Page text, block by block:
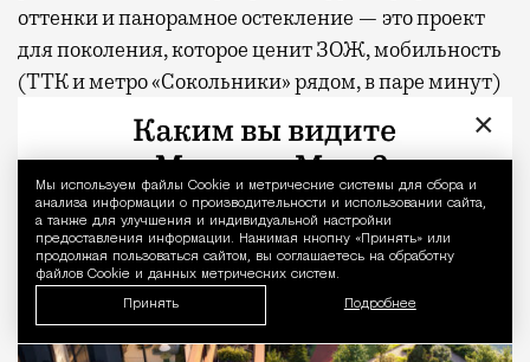
Уведомление
Мы используем файлы Сookie и метрические системы для сбора и
анализа информации о производительности и использовании сайта,
а также для улучшения и индивидуальной настройки
предоставления информации. Нажимая кнопку «Принять» или
продолжая пользоваться сайтом, вы соглашаетесь на обработку
файлов Cookie и данных метрических систем.
Принять Подробнее
оттенки и панорамное остекление — это проект
для поколения, которое ценит ЗОЖ, мобильность
(ТТК и метро «Сокольники» рядом, в паре минут)
и не любит лишнего пафоса.
×